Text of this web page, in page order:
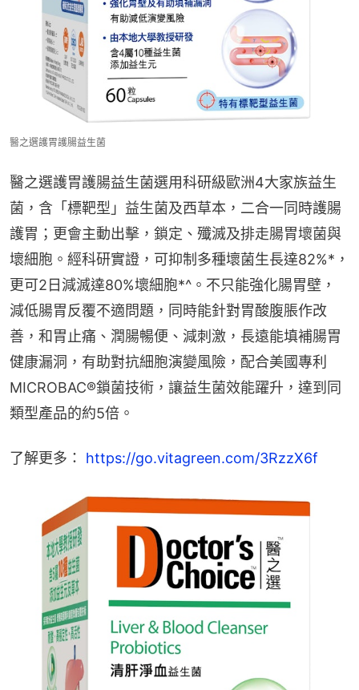
醫之選護胃護腸益生菌
醫之選護胃護腸益生菌選用科研級歐洲4大家族益生
菌，含「標靶型」益生菌及西草本，二合一同時護腸
護胃；更會主動出擊，鎖定、殲滅及排走腸胃壞菌與
壞細胞。經科研實證，可抑制多種壞菌生長達82%*，
更可2日減滅達80%壞細胞*^。不只能強化腸胃壁，
減低腸胃反覆不適問題，同時能針對胃酸腹脹作改
善，和胃止痛、潤腸暢便、減刺激，長遠能填補腸胃
健康漏洞，有助對抗細胞演變風險，配合美國專利
MICROBAC®鎖菌技術，讓益生菌效能躍升，達到同
類型產品的約5倍。
了解更多： https://go.vitagreen.com/3RzzX6f